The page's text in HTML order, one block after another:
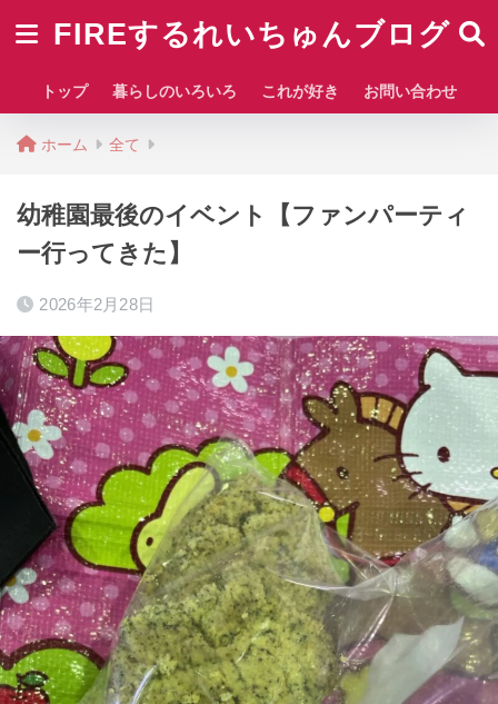
FIREするれいちゅんブログ
トップ 暮らしのいろいろ これが好き お問い合わせ
ホーム 全て
幼稚園最後のイベント【ファンパーティ
ー行ってきた】
2026年2月28日